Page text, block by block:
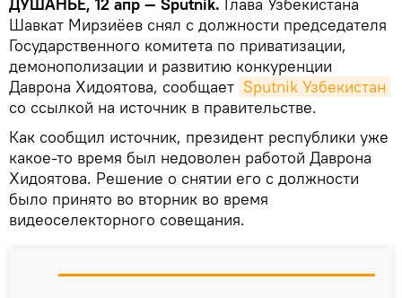
Шавкат Мирзиёев снял с должности председателя
Государственного комитета по приватизации,
демонополизации и развитию конкуренции
Даврона Хидоятова, сообщает Sputnik Узбекистан
со ссылкой на источник в правительстве.
Как сообщил источник, президент республики уже
какое-то время был недоволен работой Даврона
Хидоятова. Решение о снятии его с должности
было принято во вторник во время
видеоселекторного совещания.